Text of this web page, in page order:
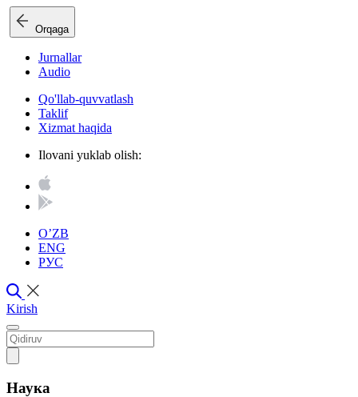
Orqaga
Jurnallar
Audio
Qo'llab-quvvatlash
Taklif
Xizmat haqida
Ilovani yuklab olish:
O’ZB
ENG
РУС
Kirish
Наука